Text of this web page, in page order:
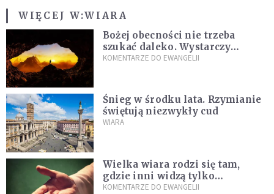
WIĘCEJ W:WIARA
Bożej obecności nie trzeba
szukać daleko. Wystarczy
nauczyć się słuchać
KOMENTARZE DO EWANGELII
Śnieg w środku lata. Rzymianie
świętują niezwykły cud
WIARA
Wielka wiara rodzi się tam,
gdzie inni widzą tylko
przeszkody
KOMENTARZE DO EWANGELII